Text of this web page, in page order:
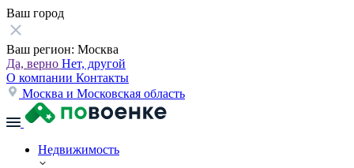
Ваш город
Ваш регион: Москва
Да, верно Нет, другой
О компании Контакты
Москва и Московская область
Недвижимость